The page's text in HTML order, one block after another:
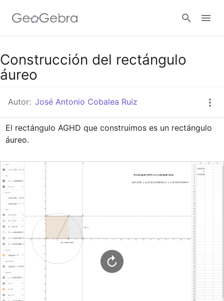
Google Classroom
Abrir sesión
Construcción del rectángulo
áureo
Autor: José Antonio Cobalea Ruiz
El rectángulo AGHD que construimos es un rectángulo
áureo.